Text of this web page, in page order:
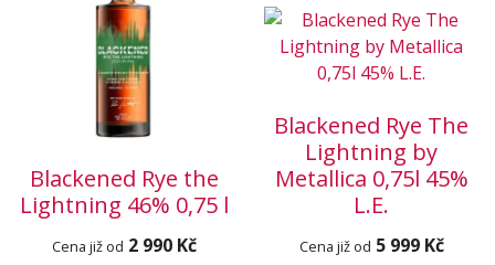
Blackened Rye the
Lightning 46% 0,75 l
Cena již od 2 990 Kč
Blackened Rye The
Lightning by
Metallica 0,75l 45%
L.E.
Cena již od 5 999 Kč